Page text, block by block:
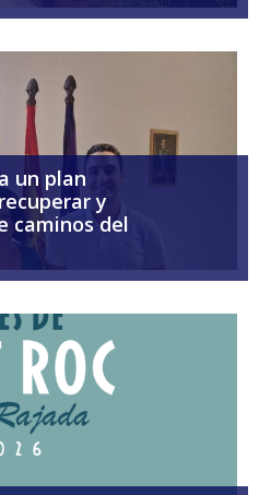
un plan
y
caminos del